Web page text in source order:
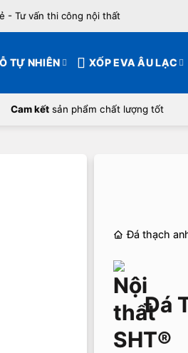
- Tư vấn thi công nội thất
TỰ NHIÊN XỐP EVA ÂU LẠC
Cam kếtsản phẩm chất lượng tốt
Đá thạch
Đá